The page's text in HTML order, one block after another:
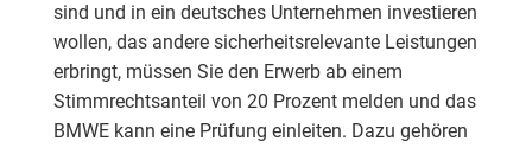
sind und in ein deutsches Unternehmen investieren
wollen, das andere sicherheitsrelevante Leistungen
erbringt, müssen Sie den Erwerb ab einem
Stimmrechtsanteil von 20 Prozent melden und das
BMWE kann eine Prüfung einleiten. Dazu gehören